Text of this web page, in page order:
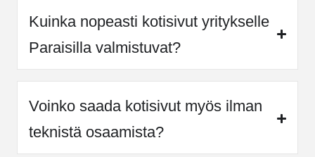
Kuinka nopeasti kotisivut yritykselle
Paraisilla valmistuvat?
Voinko saada kotisivut myös ilman
teknistä osaamista?